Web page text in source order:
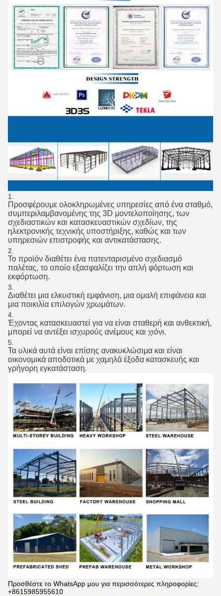
Προσφέρουμε ολοκληρωμένες υπηρεσίες από ένα σταθμό,
συμπεριλαμβανομένης της 3D μοντελοποίησης, των
σχεδιαστικών και κατασκευαστικών σχεδίων, της
ηλεκτρονικής τεχνικής υποστήριξης, καθώς και των
υπηρεσιών επιστροφής και αντικατάστασης.
Το προϊόν διαθέτει ένα πατενταρισμένο σχεδιασμό
παλέτας, το οποίο εξασφαλίζει την απλή φόρτωση και
εκφόρτωση.
Διαθέτει μια ελκυστική εμφάνιση, μια ομαλή επιφάνεια και
μια ποικιλία επιλογών χρωμάτων.
Έχοντας κατασκευαστεί για να είναι σταθερή και ανθεκτική,
μπορεί να αντέξει ισχυρούς ανέμους και χιόνι.
Τα υλικά αυτά είναι επίσης ανακυκλώσιμα και είναι
οικονομικά αποδοτικά με χαμηλά έξοδα κατασκευής και
γρήγορη εγκατάσταση.
Προσθέστε το WhatsApp μου για περισσότερες πληροφορίες:
+8615985955610